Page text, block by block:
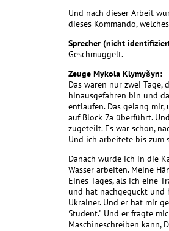
Und nach dieser Arbeit
dieses Kommando,
Sprecher (nicht
Geschmuggelt.
Zeuge Mykola Klymyšyn:
Das waren nur zwei
hinausgefahren bin und
entlaufen. Das gelang
auf Block 7a überführt.
zugeteilt. Es war schon,
Und ich arbeitete bis zum
Danach wurde ich in die
Wasser arbeiten. Meine
Eines Tages, als ich eine
und hat nachgeguckt und
Ukrainer. Und er hat mir
Student." Und er fragte
Maschineschreiben kann,